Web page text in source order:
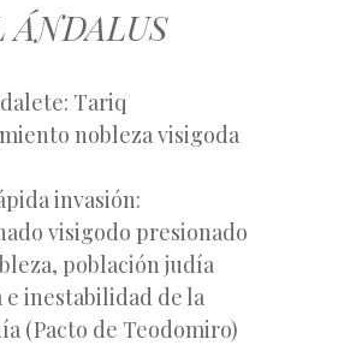
ÁNDALUS
Tariq
nobleza visigoda
invasión:
visigodo presionado
población judía
inestabilidad de la
(Pacto de Teodomiro)